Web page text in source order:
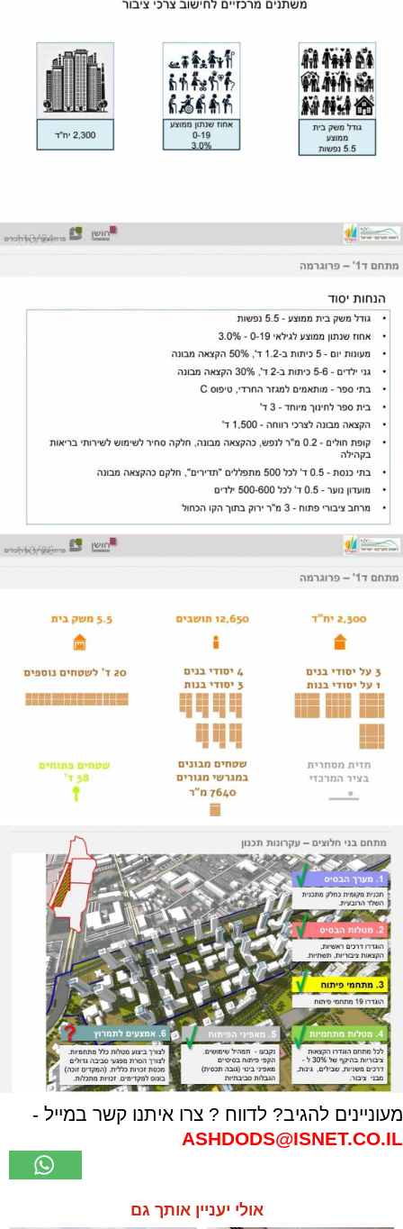
מעוניינים להגיב? לדווח ? צרו איתנו קשר במייל -
ASHDODS@ISNET.CO.IL
אולי יעניין אותך גם